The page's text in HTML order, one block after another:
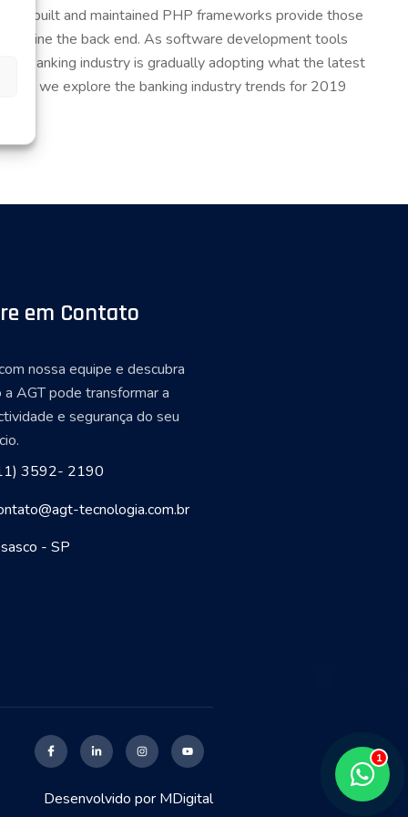
built and maintained PHP frameworks provide those
the back end. As software development tools
banking industry is gradually adopting what the latest
as we explore the banking industry trends for 2019
em Contato
nossa equipe e descubra
a AGT pode transformar a
e segurança do seu
3592- 2190
tecnologia.com.br
- SP
Desenvolvido por MDigital